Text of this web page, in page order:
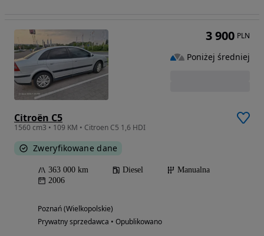
Citroën C5
1560 cm3 • 109 KM • Citroen C5 1,6 HDI
Zweryfikowane dane
363 000 km Diesel
Manualna
2006
Poznań (Wielkopolskie)
Prywatny sprzedawca • Opublikowano
3 900 PLN
Poniżej średniej